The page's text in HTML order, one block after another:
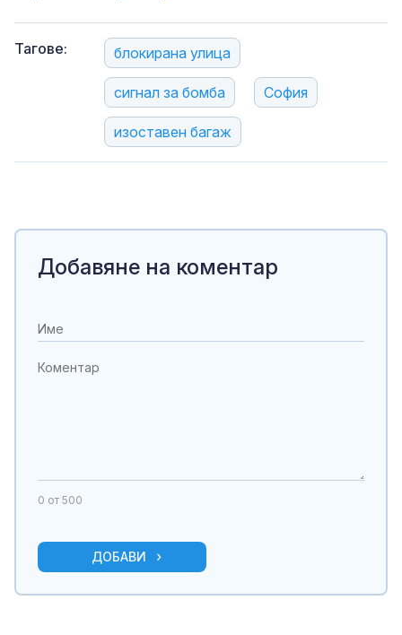
Тагове: блокирана улица
сигнал за бомба София
изоставен багаж
Добавяне на коментар
0 от 500
ДОБАВИ